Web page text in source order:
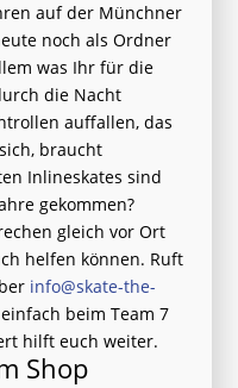
auf der Münchner
noch als Ordner
was Ihr für die
die Nacht
auffallen, das
braucht
Inlineskates sind
gekommen?
gleich vor Ort
helfen können. Ruft
info@skate-the-
beim Team 7
hilft euch weiter.
Shop